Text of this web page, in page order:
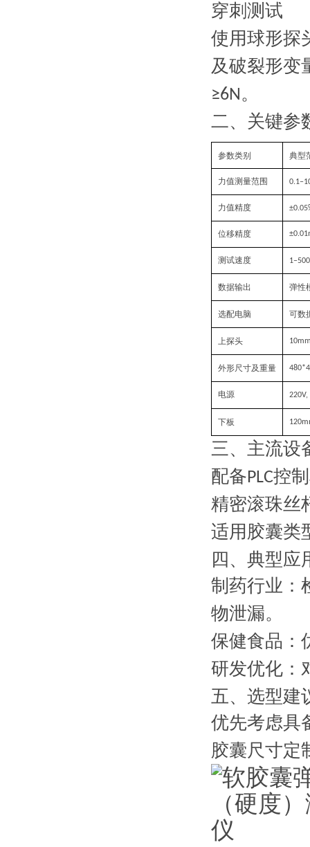
穿刺测试
使用球形探
及破裂形变
≥6N‌。
二、关键参
参数类别 典型
力值测量范围
力值精度 ±0.05
位移精度
测试速度
数据输出 弹性
选配电脑 可数
上探头
外形尺寸及重量
电源 220V,
下板
三、主流设
配备PLC控
精密滚珠丝
适用胶囊类
四、典型应
制药行业
物泄漏。
保健食品
研发优化
五、选型建
优先考虑具
胶囊尺寸定